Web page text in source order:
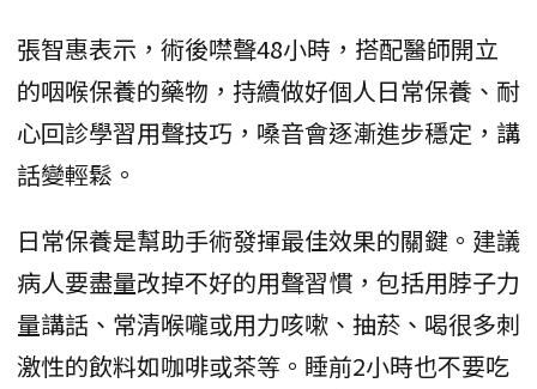
張智惠表示，術後噤聲48小時，搭配醫師開立
的咽喉保養的藥物，持續做好個人日常保養、耐
心回診學習用聲技巧，嗓音會逐漸進步穩定，講
話變輕鬆。
日常保養是幫助手術發揮最佳效果的關鍵。建議
病人要盡量改掉不好的用聲習慣，包括用脖子力
量講話、常清喉嚨或用力咳嗽、抽菸、喝很多刺
激性的飲料如咖啡或茶等。睡前2小時也不要吃